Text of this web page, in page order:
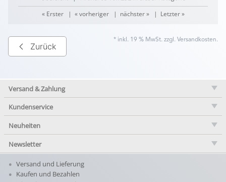
« Erster| « vorheriger| nächster »| Letzter »
Zurück
* inkl. 19 % MwSt. zzgl. Versandkosten.
Versand & Zahlung
Kundenservice
Neuheiten
Newsletter
Versand und Lieferung
Kaufen und Bezahlen